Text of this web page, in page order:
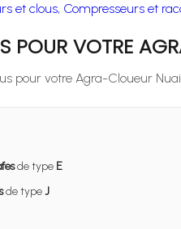
et clous, Compresseurs et
POUR VOTRE
pour votre Agra-Cloueur
de type E
de typeJ